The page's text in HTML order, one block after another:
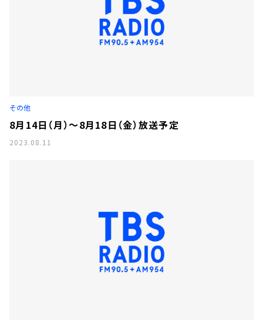
その他
8月14日（月）～8月18日（金）放送予定
2023.08.11